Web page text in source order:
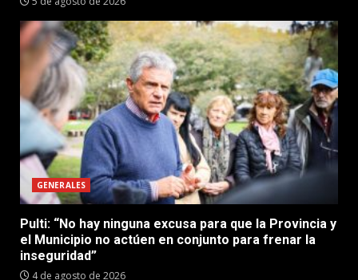
GENERALES
Pulti: “No hay ninguna excusa para que la Provincia y
el Municipio no actúen en conjunto para frenar la
inseguridad”
4 de agosto de 2026